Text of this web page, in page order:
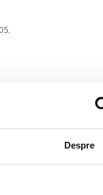
Despre